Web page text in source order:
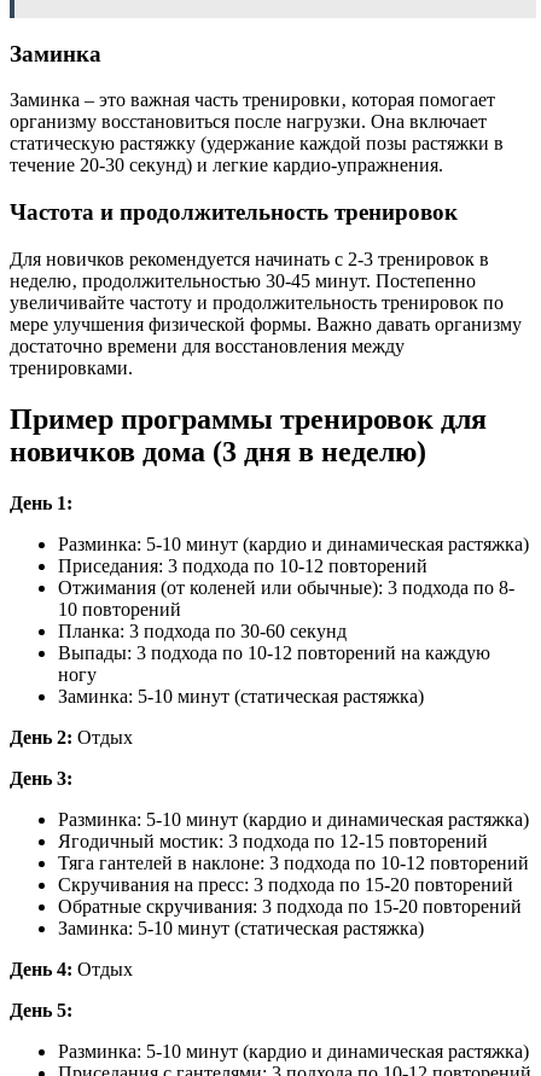
Заминка
Заминка – это важная часть тренировки‚ которая помогает
организму восстановиться после нагрузки. Она включает
статическую растяжку (удержание каждой позы растяжки в
течение 20-30 секунд) и легкие кардио-упражнения.
Частота и продолжительность тренировок
Для новичков рекомендуется начинать с 2-3 тренировок в
неделю‚ продолжительностью 30-45 минут. Постепенно
увеличивайте частоту и продолжительность тренировок по
мере улучшения физической формы. Важно давать организму
достаточно времени для восстановления между
тренировками.
Пример программы тренировок для
новичков дома (3 дня в неделю)
День 1:
Разминка: 5-10 минут (кардио и динамическая растяжка)
Приседания: 3 подхода по 10-12 повторений
Отжимания (от коленей или обычные): 3 подхода по 8-
10 повторений
Планка: 3 подхода по 30-60 секунд
Выпады: 3 подхода по 10-12 повторений на каждую
ногу
Заминка: 5-10 минут (статическая растяжка)
День 2: Отдых
День 3:
Разминка: 5-10 минут (кардио и динамическая растяжка)
Ягодичный мостик: 3 подхода по 12-15 повторений
Тяга гантелей в наклоне: 3 подхода по 10-12 повторений
Скручивания на пресс: 3 подхода по 15-20 повторений
Обратные скручивания: 3 подхода по 15-20 повторений
Заминка: 5-10 минут (статическая растяжка)
День 4: Отдых
День 5:
Разминка: 5-10 минут (кардио и динамическая растяжка)